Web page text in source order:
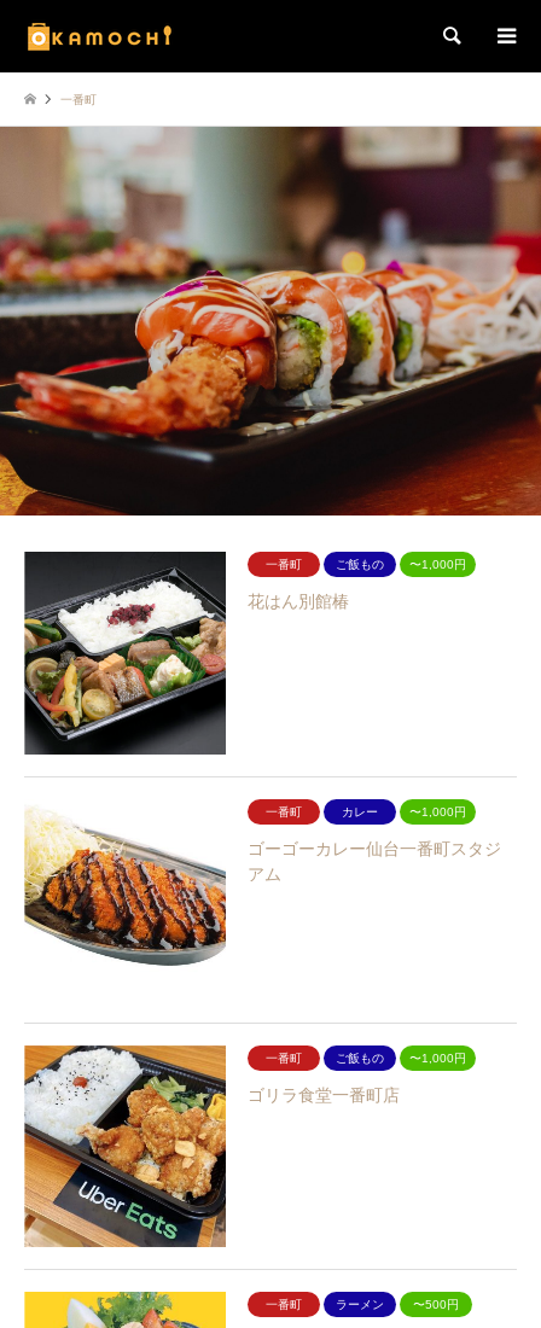
検索
一番町
一番町 ご飯もの 〜1,000円
花はん別館椿
一番町 カレー 〜1,000円
ゴーゴーカレー仙台一番町スタジ
アム
一番町 ご飯もの 〜1,000円
ゴリラ食堂一番町店
一番町 ラーメン 〜500円